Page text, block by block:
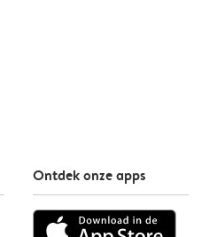
Ontdek onze apps